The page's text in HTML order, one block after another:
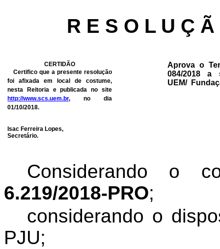
R E S O L U Ç Ã
CERTIDÃO
Certifico que a presente resolução
foi afixada em local de costume,
nesta Reitoria e publicada no site
http://www.scs.uem.br, no dia
01/10/2018.
Isac Ferreira Lopes,
Secretário.
Aprova o
084/2018 a
UEM/
Considerando o
6.219/2018-PRO;
considerando o
PJU;